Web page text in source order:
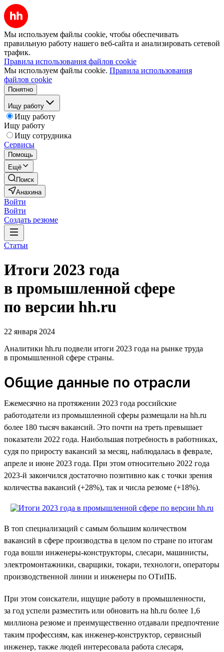
Мы используем файлы cookie, чтобы обеспечивать
правильную работу нашего веб-сайта и анализировать сетевой
трафик.
Правила использования файлов cookie
Мы используем файлы cookie. Правила использования
файлов cookie
Понятно
Ищу работу
Ищу работу
Ищу работу
Ищу сотрудника
Сервисы
Помощь
Ещё
Поиск
Анахина
Войти
Войти
Создать резюме
Статьи
Итоги 2023 года
в промышленной сфере
по версии hh.ru
22 января 2024
Аналитики hh.ru подвели итоги 2023 года на рынке труда
в промышленной сфере страны.
Общие данные по отрасли
Ежемесячно на протяжении 2023 года российские
работодатели из промышленной сферы размещали на hh.ru
более 180 тысяч вакансий. Это почти на треть превышает
показатели 2022 года. Наибольшая потребность в работниках,
судя по приросту вакансий за месяц, наблюдалась в феврале,
апреле и июне 2023 года. При этом относительно 2022 года
2023-й закончился достаточно позитивно как с точки зрения
количества вакансий (+28%), так и числа резюме (+18%).
В топ специализаций с самым большим количеством
вакансий в сфере производства в целом по стране по итогам
года вошли инженеры-конструкторы, слесари, машинисты,
электромонтажники, сварщики, токари, технологи, операторы
производственной линии и инженеры по ОТиПБ.
При этом соискатели, ищущие работу в промышленности,
за год успели разместить или обновить на hh.ru более 1,6
миллиона резюме и преимущественно отдавали предпочтение
таким профессиям, как инженер-конструктор, сервисный
инженер, также людей интересовала работа слесаря,